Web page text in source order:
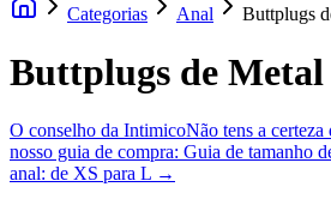
Categorias Anal Buttplugs
Buttplugs de Metal
O conselho da IntimicoNão tens a
nosso guia de compra: Guia de tamanho
anal: de XS para L →